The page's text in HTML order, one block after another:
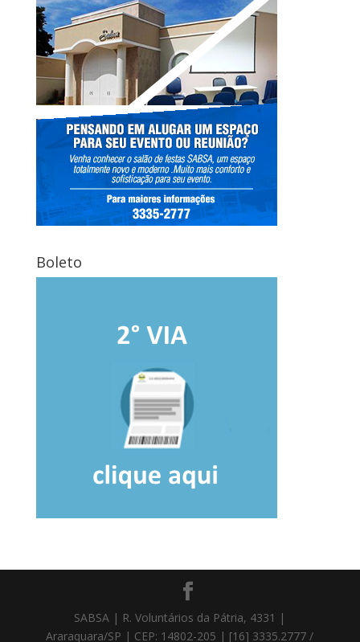
Boleto
SABSA | R. Voluntários da Pátria, 4331 |
Araraquara/SP | CEP: 14802-205 | [16] 3335.2777 /